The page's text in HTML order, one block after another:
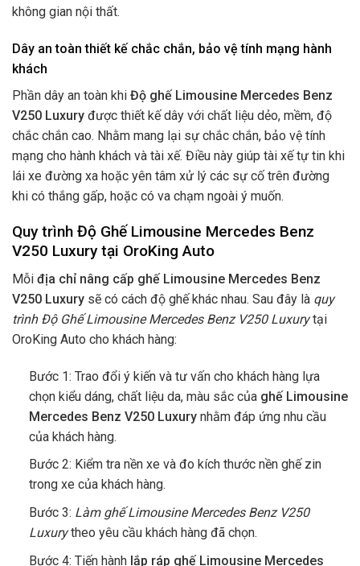
không gian nội thất.
Dây an toàn thiết kế chắc chắn, bảo vệ tính mạng hành
khách
Phần dây an toàn khi Độ ghế Limousine Mercedes Benz
V250 Luxury được thiết kế dây với chất liệu dẻo, mềm, độ
chắc chắn cao. Nhằm mang lại sự chắc chắn, bảo vệ tính
mạng cho hành khách và tài xế. Điều này giúp tài xế tự tin khi
lái xe đường xa hoặc yên tâm xử lý các sự cố trên đường
khi có thắng gấp, hoặc có va chạm ngoài ý muốn.
Quy trình Độ Ghế Limousine Mercedes Benz
V250 Luxury tại OroKing Auto
Mỗi địa chỉ nâng cấp ghế Limousine Mercedes Benz
V250 Luxury sẽ có cách độ ghế khác nhau. Sau đây là quy
trình Độ Ghế Limousine Mercedes Benz V250 Luxurytại
OroKing Auto cho khách hàng:
Bước 1: Trao đổi ý kiến và tư vấn cho khách hàng lựa
chọn kiểu dáng, chất liệu da, màu sắc của ghế Limousine
Mercedes Benz V250 Luxury nhằm đáp ứng nhu cầu
của khách hàng.
Bước 2: Kiểm tra nền xe và đo kích thước nền ghế zin
trong xe của khách hàng.
Bước 3: Làm ghế Limousine Mercedes Benz V250
Luxurytheo yêu cầu khách hàng đã chọn.
Bước 4: Tiến hành lắp ráp ghế Limousine Mercedes